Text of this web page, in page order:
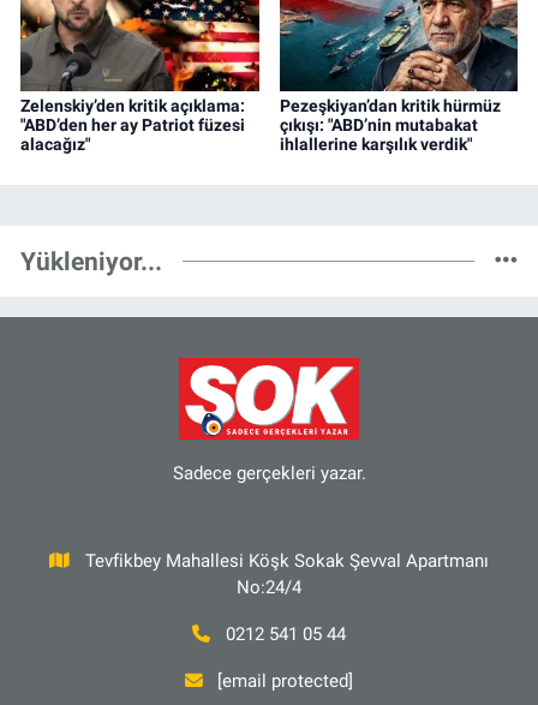
Zelenskiy’den kritik açıklama:
"ABD’den her ay Patriot füzesi
alacağız"
Pezeşkiyan’dan kritik hürmüz
çıkışı: "ABD’nin mutabakat
ihlallerine karşılık verdik"
Yükleniyor...
Sadece gerçekleri yazar.
Tevfikbey Mahallesi Köşk Sokak Şevval Apartmanı
No:24/4
0212 541 05 44
[email protected]